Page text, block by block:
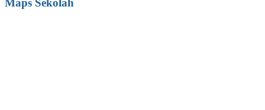
Maps Sekolah